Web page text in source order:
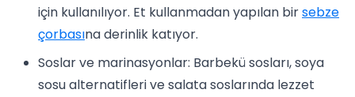
için kullanılıyor. Et kullanmadan yapılan birsebze
çorbasına derinlik katıyor.
Soslar ve marinasyonlar: Barbekü sosları, soya
sosu alternatifleri ve salata soslarında lezzet